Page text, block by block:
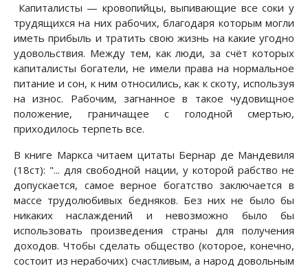
Капиталисты — кровопийцы, выпивающие все соки у
трудящихся на них рабочих, благодаря которым могли
иметь прибыль и тратить свою жизнь на какие угодно
удовольствия. Между тем, как люди, за счёт которых
капиталисты богатели, не имели права на нормальное
питание и сон, к ним относились, как к скоту, используя
на износ. Рабочим, загнанное в такое чудовищное
положение, граничащее с голодной смертью,
приходилось терпеть все.
В книге Маркса читаем цитаты Бернар де Мандевиля
(18ст): "... для свободной нации, у которой рабство не
допускается, самое верное богатство заключается в
массе трудолюбивых бедняков. Без них не было бы
никаких наслаждений и невозможно было бы
использовать произведения страны для получения
доходов. Чтобы сделать общество (которое, конечно,
состоит из нерабочих) счастливым, а народ довольным